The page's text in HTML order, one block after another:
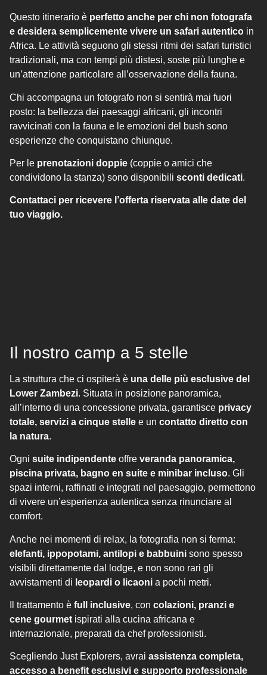
Questo itinerario è perfetto anche per chi non fotografa
e desidera semplicemente vivere un safari autentico in
Africa. Le attività seguono gli stessi ritmi dei safari turistici
tradizionali, ma con tempi più distesi, soste più lunghe e
un’attenzione particolare all’osservazione della fauna.
Chi accompagna un fotografo non si sentirà mai fuori
posto: la bellezza dei paesaggi africani, gli incontri
ravvicinati con la fauna e le emozioni del bush sono
esperienze che conquistano chiunque.
Per le prenotazioni doppie (coppie o amici che
condividono la stanza) sono disponibili sconti dedicati.
Contattaci per ricevere l’offerta riservata alle date del
tuo viaggio.
Il nostro camp a 5 stelle
La struttura che ci ospiterà è una delle più esclusive del
Lower Zambezi. Situata in posizione panoramica,
all’interno di una concessione privata, garantisce privacy
totale, servizi a cinque stelle e un contatto diretto con
la natura.
Ogni suite indipendente offre veranda panoramica,
piscina privata, bagno en suite e minibar incluso. Gli
spazi interni, raffinati e integrati nel paesaggio, permettono
di vivere un’esperienza autentica senza rinunciare al
comfort.
Anche nei momenti di relax, la fotografia non si ferma:
elefanti, ippopotami, antilopi e babbuini sono spesso
visibili direttamente dal lodge, e non sono rari gli
avvistamenti di leopardi o licaoni a pochi metri.
Il trattamento è full inclusive, con colazioni, pranzi e
cene gourmet ispirati alla cucina africana e
internazionale, preparati da chef professionisti.
Scegliendo Just Explorers, avrai assistenza completa,
accesso a benefit esclusivi e supporto professionale